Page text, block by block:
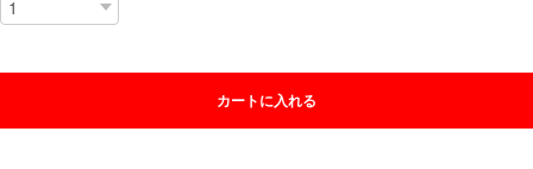
カートに入れる